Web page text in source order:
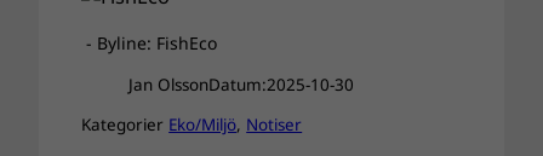
- Byline: FishEco
Jan OlssonDatum:2025-10-30
Kategorier Eko/Miljö, Notiser